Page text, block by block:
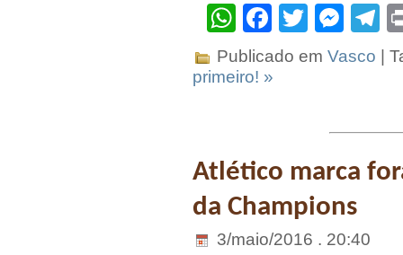
WhatsApp
Facebook
Twitter
Publicado em Vasco |
primeiro! »
Atlético marca
da Champions
3/maio/2016 . 20:40